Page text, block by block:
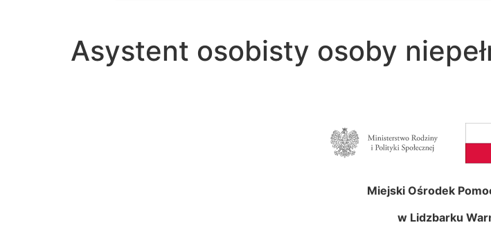
Asystent osobisty osoby
Miejski Ośrodek
w Lidzbarku